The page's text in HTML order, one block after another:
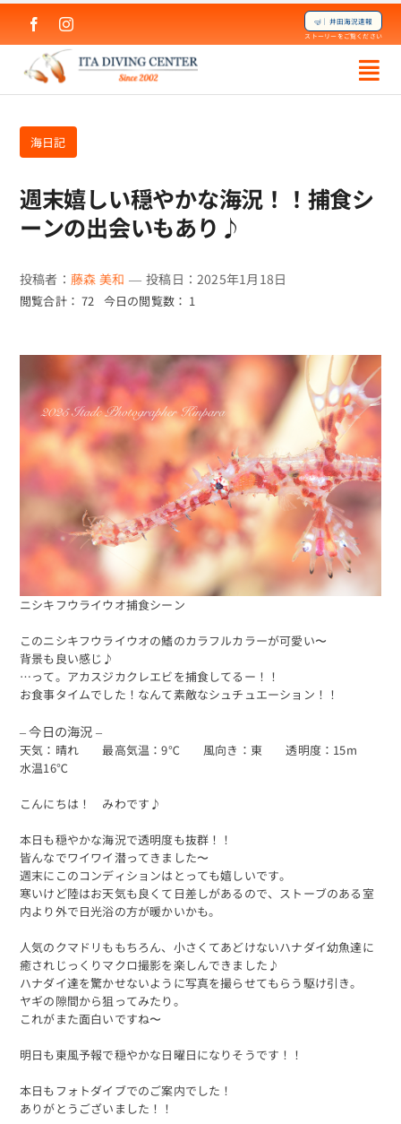
content
🤿｜井田海況速報
ストーリーをご覧ください
海日記
週末嬉しい穏やかな海況！！捕食シ
ーンの出会いもあり♪
投稿者： 藤森 美和 — 投稿日：2025年1月18日
閲覧合計： 72 今日の閲覧数： 1
ニシキフウライウオ捕食シーン
このニシキフウライウオの鰭のカラフルカラーが可愛い〜
背景も良い感じ♪
…って。アカスジカクレエビを捕食してるー！！
お食事タイムでした！なんて素敵なシュチュエーション！！
– 今日の海況 –
天気：晴れ 最高気温：9℃ 風向き：東 透明度：15m
水温16℃
こんにちは！ みわです♪
本日も穏やかな海況で透明度も抜群！！
皆んなでワイワイ潜ってきました〜
週末にこのコンディションはとっても嬉しいです。
寒いけど陸はお天気も良くて日差しがあるので、ストーブのある室
内より外で日光浴の方が暖かいかも。
人気のクマドリももちろん、小さくてあどけないハナダイ幼魚達に
癒されじっくりマクロ撮影を楽しんできました♪
ハナダイ達を驚かせないように写真を撮らせてもらう駆け引き。
ヤギの隙間から狙ってみたり。
これがまた面白いですね〜
明日も東風予報で穏やかな日曜日になりそうです！！
本日もフォトダイブでのご案内でした！
ありがとうございました！！